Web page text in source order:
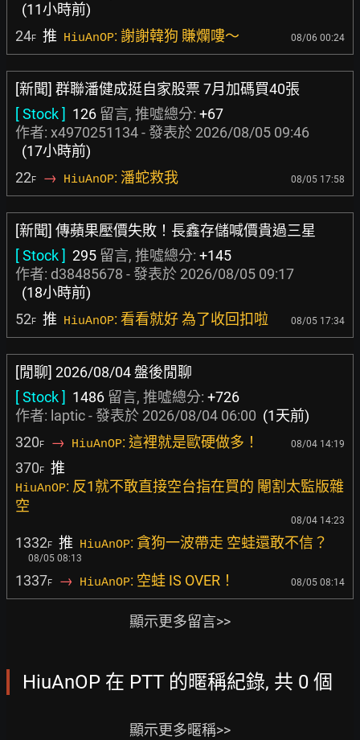
(11小時前)
24F 推 HiuAnOP: 謝謝韓狗 賺爛嘍～ 08/06 00:24
[新聞] 群聯潘健成挺自家股票 7月加碼買40張
[ Stock ] 126 留言, 推噓總分: +67
作者: x4970251134- 發表於 2026/08/05 09:46
(17小時前)
22F → HiuAnOP: 潘蛇救我 08/05 17:58
[新聞] 傳蘋果壓價失敗！長鑫存儲喊價貴過三星
[ Stock ] 295 留言, 推噓總分: +145
作者: d38485678 - 發表於 2026/08/05 09:17
(18小時前)
52F 推 HiuAnOP: 看看就好 為了收回扣啦 08/05 17:34
[閒聊] 2026/08/04 盤後閒聊
[ Stock ] 1486 留言, 推噓總分: +726
作者: laptic- 發表於 2026/08/04 06:00 (1天前)
320F → HiuAnOP: 這裡就是歐硬做多！ 08/04 14:19
370F 推
HiuAnOP: 反1就不敢直接空台指在買的 閹割太監版雜
空
08/04 14:23
1332F 推 HiuAnOP: 貪狗一波帶走 空蛙還敢不信？
08/05 08:13
1337F → HiuAnOP: 空蛙 IS OVER！ 08/05 08:14
顯示更多留言>>
HiuAnOP 在 PTT 的暱稱紀錄, 共 0 個
顯示更多暱稱>>